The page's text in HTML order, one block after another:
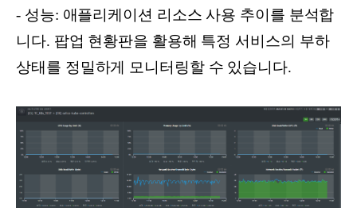
- 성능: 애플리케이션 리소스 사용 추이를 분석합
니다. 팝업 현황판을 활용해 특정 서비스의 부하
상태를 정밀하게 모니터링할 수 있습니다.